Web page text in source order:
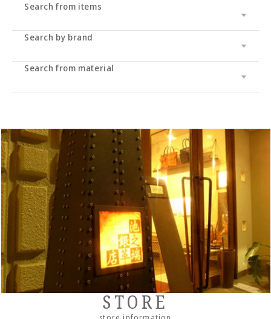
Search from items
Leather wallet / leather wallet
・long wallet
・Compact wallet
・Slim wallet
・Money clip
・Neck/shoulder wallet
・Zipper wallet
Accessory
・Pass case/ID holder
- Key case/key chain
・Stationery
- System notebook/memo pad
- pencil case
・accessories
- bracelet
・belt
- Dress belt
- Casual belt
- Mesh belt
・others
- Mobile ashtray/smoking utensils
-Wallet chain/
Wallet rope
- Clock/Clock accessories
・Shoulder bag/backpack
・Clutch bag
・Pouch/mini pouch/mini bag
- Pocket bag
- Sakosh
Search by brand
Cramp
Cramp Classic
Haru
IKENOHATA GINKAWATEN
Other
Search from material
Italian shoulder
Italian Schrink
Pueblo
Cordovan
Sukumo
Others by leather material
Reserved product
STORE